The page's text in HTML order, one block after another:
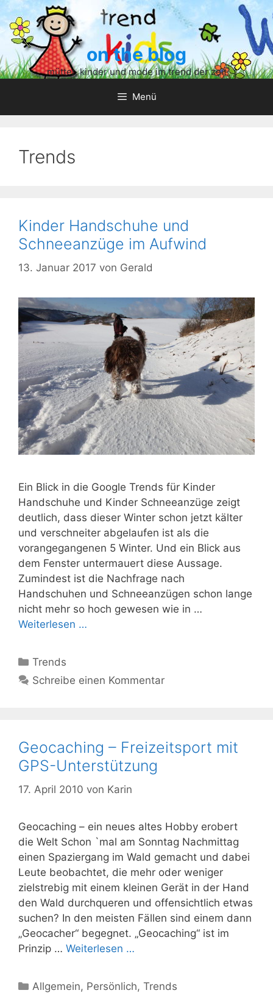
Zum
Inhalt
springen
on the blog
mütter, kinder und mode im trend der zeit
Menü
Trends
Kinder Handschuhe und
Schneeanzüge im Aufwind
13. Januar 2017 von Gerald
Ein Blick in die Google Trends für Kinder
Handschuhe und Kinder Schneeanzüge zeigt
deutlich, dass dieser Winter schon jetzt kälter
und verschneiter abgelaufen ist als die
vorangegangenen 5 Winter. Und ein Blick aus
dem Fenster untermauert diese Aussage.
Zumindest ist die Nachfrage nach
Handschuhen und Schneeanzügen schon lange
nicht mehr so hoch gewesen wie in …
Weiterlesen …
Kategorien
Trends
Schreibe einen Kommentar
Geocaching – Freizeitsport mit
GPS-Unterstützung
17. April 2010 von Karin
Geocaching – ein neues altes Hobby erobert
die Welt Schon `mal am Sonntag Nachmittag
einen Spaziergang im Wald gemacht und dabei
Leute beobachtet, die mehr oder weniger
zielstrebig mit einem kleinen Gerät in der Hand
den Wald durchqueren und offensichtlich etwas
suchen? In den meisten Fällen sind einem dann
„Geocacher“ begegnet. „Geocaching“ ist im
Prinzip … Weiterlesen …
Kategorien
Allgemein, Persönlich,Trends